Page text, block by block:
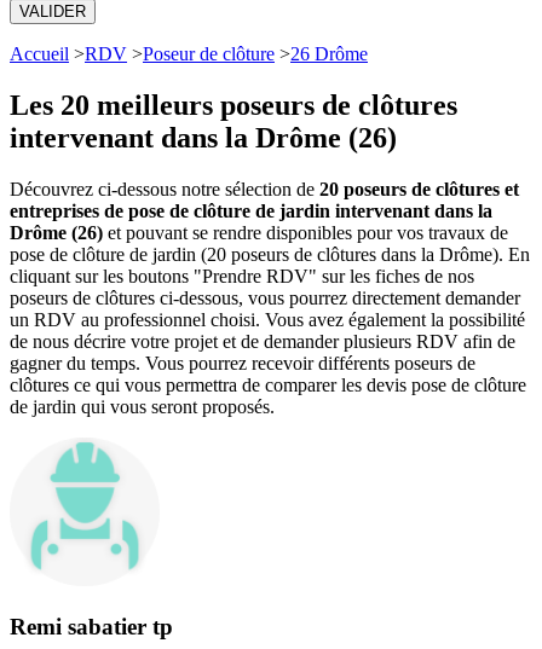
VALIDER
Accueil >RDV >Poseur de clôture >26 Drôme
Les 20 meilleurs poseurs de clôtures
intervenant dans la Drôme (26)
Découvrez ci-dessous notre sélection de 20 poseurs de clôtures et
entreprises de pose de clôture de jardin intervenant dans la
Drôme (26) et pouvant se rendre disponibles pour vos travaux de
pose de clôture de jardin (20 poseurs de clôtures dans la Drôme). En
cliquant sur les boutons "Prendre RDV" sur les fiches de nos
poseurs de clôtures ci-dessous, vous pourrez directement demander
un RDV au professionnel choisi. Vous avez également la possibilité
de nous décrire votre projet et de demander plusieurs RDV afin de
gagner du temps. Vous pourrez recevoir différents poseurs de
clôtures ce qui vous permettra de comparer les devis pose de clôture
de jardin qui vous seront proposés.
Remi sabatier tp